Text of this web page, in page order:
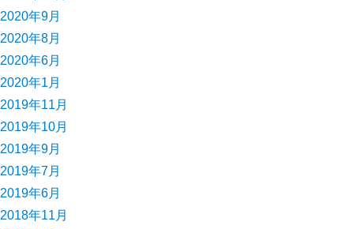
2020年9月
2020年8月
2020年6月
2020年1月
2019年11月
2019年10月
2019年9月
2019年7月
2019年6月
2018年11月